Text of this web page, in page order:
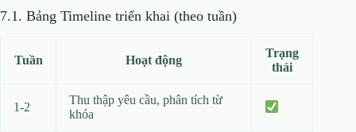
7.1. Bảng Timeline triển khai (theo tuần)
Tuần Hoạt động
Trạng
thái
1‑2
Thu thập yêu cầu, phân tích từ
khóa